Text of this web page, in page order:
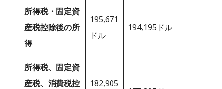
所得税・固定資
産税控除後の所
得
195,671
ドル
194,195ドル
所得税、固定資
産税、消費税控
182,905